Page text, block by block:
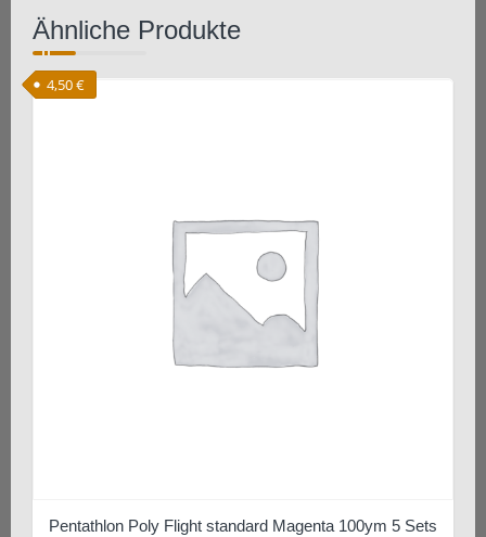
Ähnliche Produkte
Pentathlon Poly Flight standard Magenta 100ym 5 Sets
4,50€